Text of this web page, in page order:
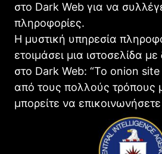
στο Dark Web για να
πληροφορίες.
Η μυστική υπηρεσία
ετοιμάσει μια ιστοσελίδα
στο Dark Web: “To onion site
από τους πολλούς τρόπους
μπορείτε να επικοινωνήσετε